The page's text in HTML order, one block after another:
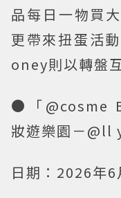
品每日一物買
更帶來扭蛋活
oney則以轉盤
●「@cosme
妝遊樂園－@ll
日期：2026年